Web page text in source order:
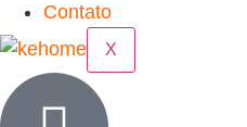
Contato
X